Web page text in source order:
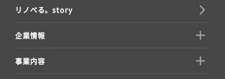
リノべる。story
企業情報
事業内容